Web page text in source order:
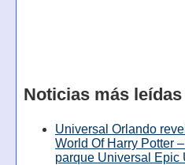
Noticias más
Universal Orlando
World Of Harry Potter
parque Universal Epic